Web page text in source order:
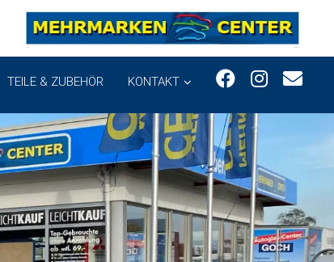
TEILE & ZUBEHÖR KONTAKT